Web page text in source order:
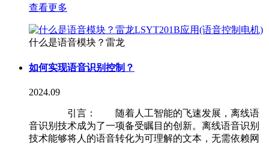
查看更多
什么是语音模块？雷龙
如何实现语音识别控制？
2024.09
引言： 随着人工智能的飞速发展，离线语
音识别技术成为了一项备受瞩目的创新。离线语音识别
技术能够将人的语音转化为可理解的文本，无需依赖网